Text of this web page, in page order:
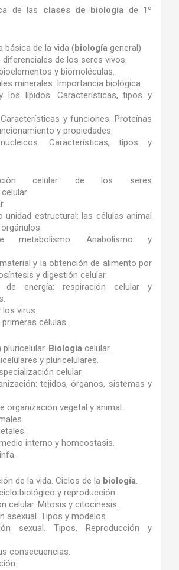
de las clases de biología de 1º
básica de la vida ( biología general)
de los seres vivos.
y biomoléculas.
minerales. Importancia biológica.
los lípidos. Características, tipos y
y funciones. Proteínas
y propiedades.
Características, tipos y
celular de los seres
celular.
unidad estructural: las células animal
metabolismo. Anabolismo y
y la obtención de alimento por
y digestión celular.
de energía: respiración celular y
los virus.
primeras células.
Biología celular.
y pluricelulares.
celular.
tejidos, órganos, sistemas y
organización vegetal y animal.
interno y homeostasis.
de la vida. Ciclos de la biología.
biológico y reproducción.
celular. Mitosis y citocinesis.
asexual. Tipos y modelos.
sexual. Tipos. Reproducción y
consecuencias.